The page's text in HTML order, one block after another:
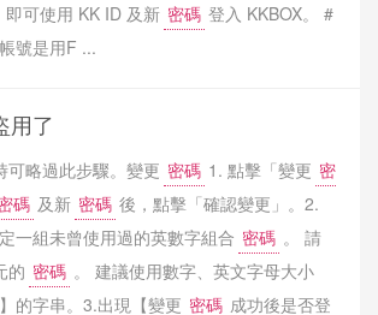
可使用 KK ID 及新 密碼 登入 KKBOX。 #
號是用F ...
用了
可略過此步驟。變更 密碼 1. 點擊「變更 密
碼 及新 密碼 後，點擊「確認變更」。2.
一組未曾使用過的英數字組合 密碼 。 請
的 密碼 。 建議使用數字、英文字母大小
的字串。3.出現【變更 密碼 成功後是否登